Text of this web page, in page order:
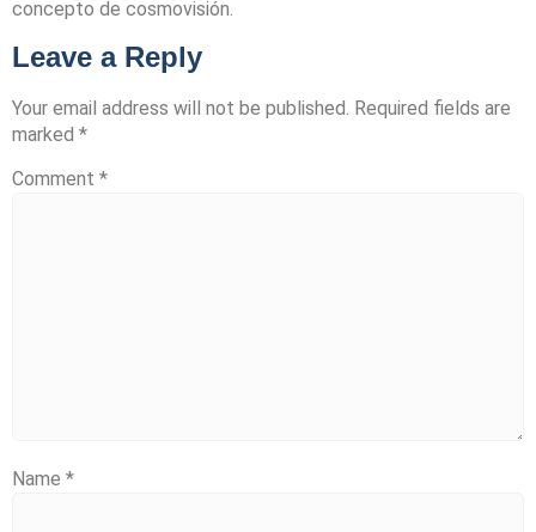
concepto de cosmovisión.
Leave a Reply
Your email address will not be published. Required fields are
marked *
Comment *
Name *